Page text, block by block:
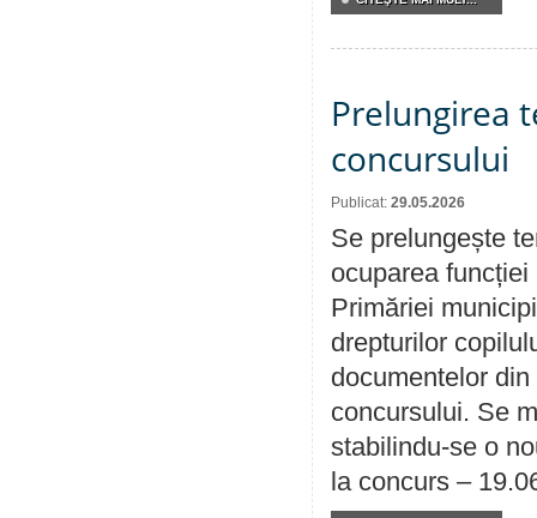
Prelungirea
concursului
Publicat: 29.05.2026
Se prelungește
ocuparea
Primăriei
drepturilor
documentelor
concursului. Se
stabilindu-se o
la concurs –